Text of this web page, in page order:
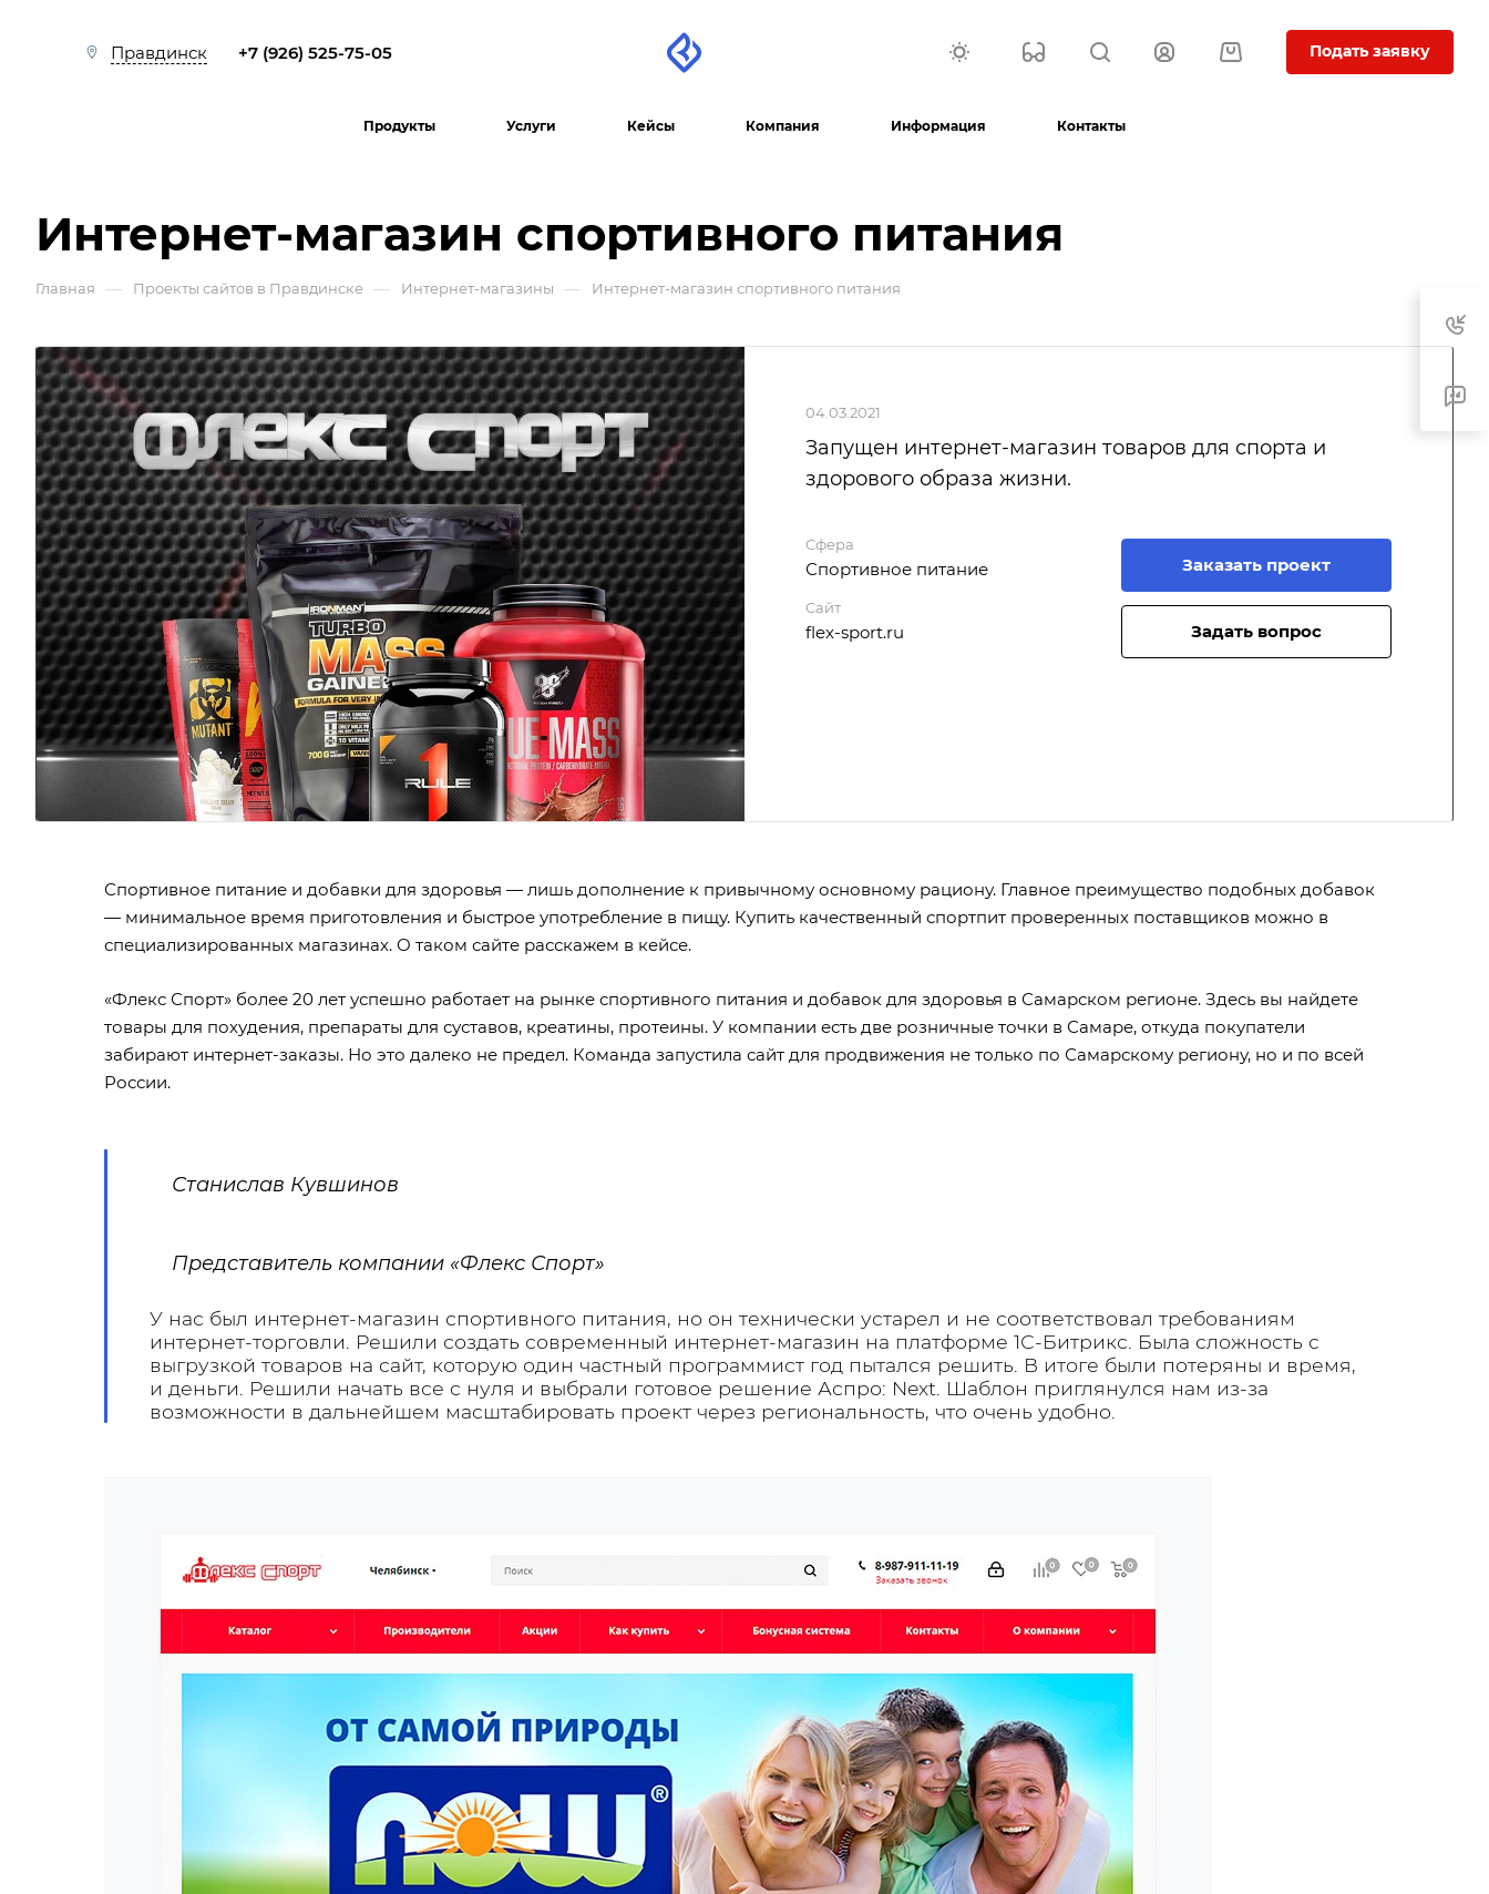
Правдинск +7 (926) 525-75-05 Подать заявку
Продукты Услуги Кейсы Компания Информация Контакты
Интернет-магазин спортивного питания
Главная — Проекты сайтов в Правдинске — Интернет-магазины — Интернет-магазин спортивного питания
04.03.2021
Запущен интернет-магазин товаров для спорта и
здорового образа жизни.
Сфера
Спортивное питание
Сайт
flex-sport.ru
Заказать проект
Задать вопрос
Спортивное питание и добавки для здоровья — лишь дополнение к привычному основному рациону. Главное преимущество подобных добавок
— минимальное время приготовления и быстрое употребление в пищу. Купить качественный спортпит проверенных поставщиков можно в
специализированных магазинах. О таком сайте расскажем в кейсе.
«Флекс Спорт» более 20 лет успешно работает на рынке спортивного питания и добавок для здоровья в Самарском регионе. Здесь вы найдете
товары для похудения, препараты для суставов, креатины, протеины. У компании есть две розничные точки в Самаре, откуда покупатели
забирают интернет-заказы. Но это далеко не предел. Команда запустила сайт для продвижения не только по Самарскому региону, но и по всей
России.
Станислав Кувшинов
Представитель компании «Флекс Спорт»
У нас был интернет-магазин спортивного питания, но он технически устарел и не соответствовал требованиям
интернет-торговли. Решили создать современный интернет-магазин на платформе 1С-Битрикс. Была сложность с
выгрузкой товаров на сайт, которую один частный программист год пытался решить. В итоге были потеряны и время,
и деньги. Решили начать все с нуля и выбрали готовое решение Аспро: Next . Шаблон приглянулся нам из-за
возможности в дальнейшем масштабировать проект через региональность, что очень удобно.